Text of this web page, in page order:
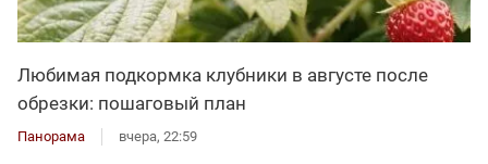
Любимая подкормка клубники в августе после
обрезки: пошаговый план
Панорама вчера, 22:59